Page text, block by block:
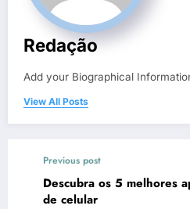
Redação
Add your Biographical
View All Posts
Previous post
Descubra os 5 melhores
de celular